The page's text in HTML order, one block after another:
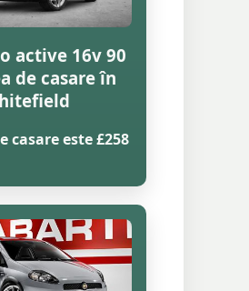
active 16v 90
de casare în
casare este £258